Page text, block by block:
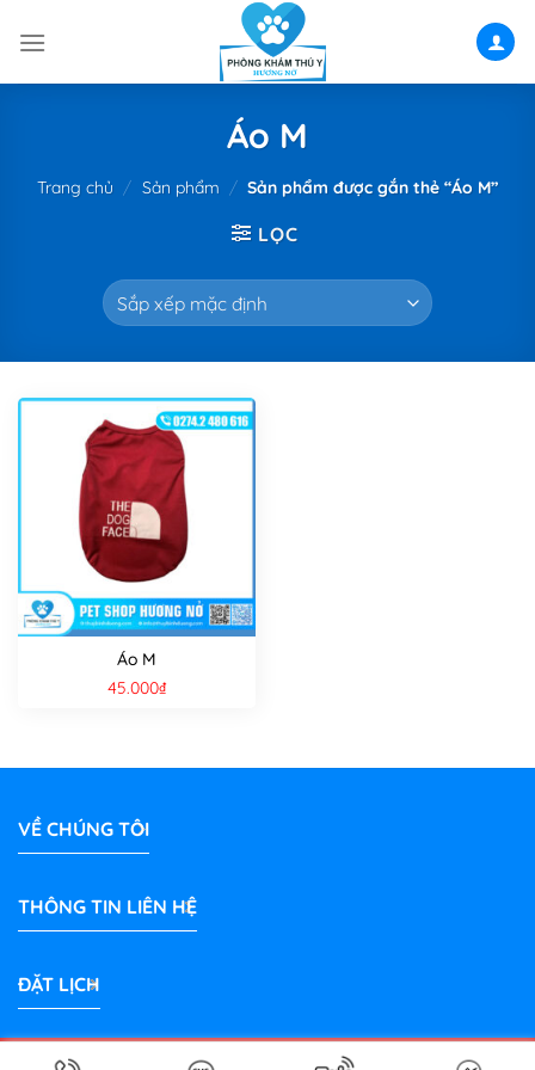
Áo M
Trang chủ / Sản phẩm / Sản phẩm được gắn thẻ “Áo M”
LỌC
Áo M
45.000₫
VỀ CHÚNG TÔI
THÔNG TIN LIÊN HỆ
ĐẶT LỊCH
Bản quyền 2026 © Phòng Khám Thú Y Hương Nở Bình Dương |